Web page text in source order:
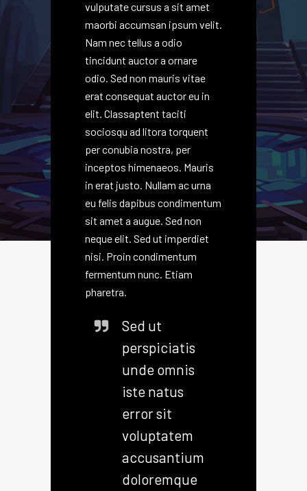
vulputate cursus a sit amet
maorbi accumsan ipsum velit.
Nam nec tellus a odio
tincidunt auctor a ornare
odio. Sed non mauris vitae
erat consequat auctor eu in
elit. Classaptent taciti
sociosqu ad litora torquent
per conubia nostra, per
inceptos himenaeos. Mauris
in erat justo. Nullam ac urna
eu felis dapibus condimentum
sit amet a augue. Sed non
neque elit. Sed ut imperdiet
nisi. Proin condimentum
fermentum nunc. Etiam
pharetra.
Sed ut
perspiciatis
unde omnis
iste natus
error sit
voluptatem
accusantium
doloremque